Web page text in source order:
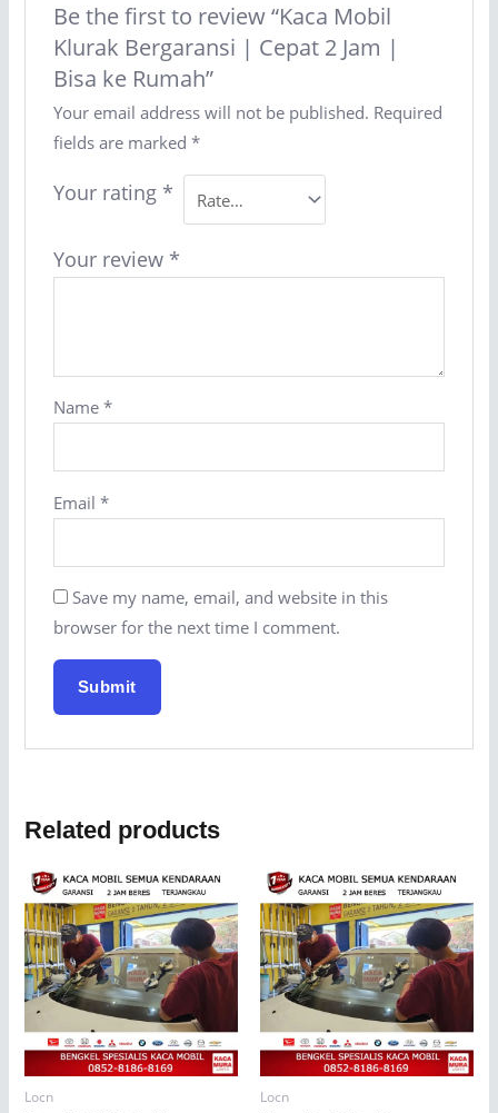
Be the first to review “Kaca Mobil
Klurak Bergaransi | Cepat 2 Jam |
Bisa ke Rumah”
Your email address will not be published. Required
fields are marked *
Your rating *
Your review *
Name *
Email *
Save my name, email, and website in this
browser for the next time I comment.
Related products
Locn Locn